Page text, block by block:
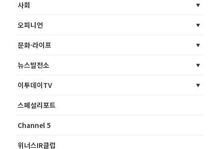
사회
오피니언
문화·라이프
뉴스발전소
이투데이TV
스페셜리포트
Channel 5
위너스IR클럽